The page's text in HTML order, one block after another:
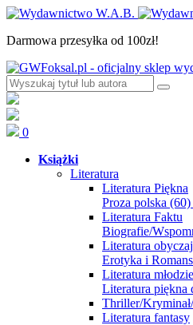
Darmowa przesyłka od 100zł!
0
Książki
Literatura
Literatura Piękna
Proza polska (60)
Literatura Faktu
Biografie/
Literatura
Erotyka i Romans
Literatura
Literatura piękna
Thriller/
Literatura fantasy